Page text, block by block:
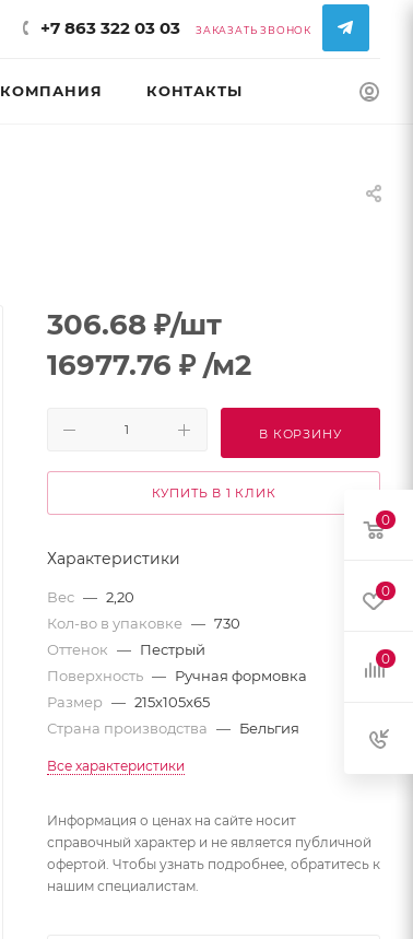
+7 863 322 03 03 ЗАКАЗАТЬ ЗВОНОК
КОМПАНИЯ КОНТАКТЫ
306.68 ₽/шт
16977.76 ₽ /м2
В КОРЗИНУ
КУПИТЬ В 1 КЛИК
Характеристики
Вес — 2,20
Кол-во в упаковке — 730
Оттенок — Пестрый
Поверхность — Ручная формовка
Размер — 215x105x65
Страна производства — Бельгия
Все характеристики
Информация о ценах на сайте носит
справочный характер и не является публичной
офертой. Чтобы узнать подробнее, обратитесь к
нашим специалистам.
0
0
0